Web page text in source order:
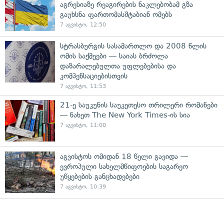
აგრესიაზე რეაგირების ნაკლებობამ გზა
გაუხსნა ფართომასშტაბიან ომებს
7 აგვისტო, 12:50
სტრასბურგის სასამართლო და 2008 წლის
ომის საქმეები — საიას ბრძოლა
დაზარალებულთა უფლებებისა და
კომპენსაციებისთვის
7 აგვისტო, 11:53
21-ე საუკუნის საუკეთესო თრილერი რომანები
— ნახეთ The New York Times-ის სია
7 აგვისტო, 11:00
აგვისტოს ომიდან 18 წელი გავიდა —
ევროპული სახელმწიფოების საგარეო
უწყებების განცხადებები
7 აგვისტო, 10:39